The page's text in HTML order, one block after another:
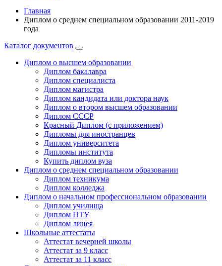
Главная
Диплом о среднем специальном образовании 2011-2019
года
Каталог документов
Диплом о высшем образовании
Диплом бакалавра
Диплом специалиста
Диплом магистра
Диплом кандидата или доктора наук
Диплом о втором высшем образовании
Диплом СССР
Красный Диплом (с приложением)
Дипломы для иностранцев
Диплом университета
Дипломы института
Купить диплом вуза
Диплом о среднем специальном образовании
Диплом техникума
Диплом колледжа
Диплом о начальном профессиональном oбразовании
Диплом училища
Диплом ПТУ
Диплом лицея
Школьные аттестаты
Аттестат вечерней школы
Аттестат за 9 класс
Аттестат за 11 класс